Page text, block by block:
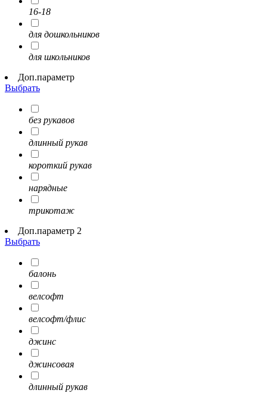
16-18
для дошкольников
для школьников
Доп.параметр
Выбрать
без рукавов
длинный рукав
короткий рукав
нарядные
трикотаж
Доп.параметр 2
Выбрать
балонь
велсофт
велсофт/флис
джинс
джинсовая
длинный рукав